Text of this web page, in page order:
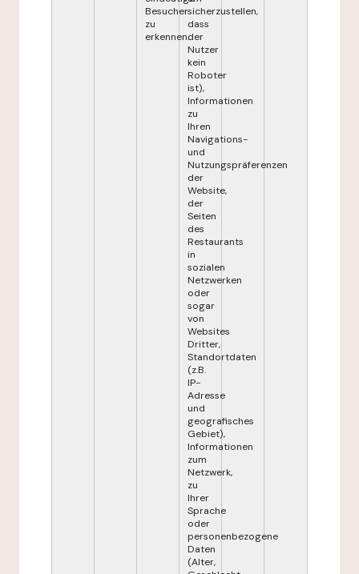
Besucher
zu
erkennen.
sicherzustellen,
dass
der
Nutzer
kein
Roboter
ist),
Informationen
zu
Ihren
Navigations-
und
Nutzungspräferenzen
der
Website,
der
Seiten
des
Restaurants
in
sozialen
Netzwerken
oder
sogar
von
Websites
Dritter,
Standortdaten
(z.B.
IP-
Adresse
und
geografisches
Gebiet),
Informationen
zum
Netzwerk,
zu
Ihrer
Sprache
oder
personenbezogene
Daten
(Alter,